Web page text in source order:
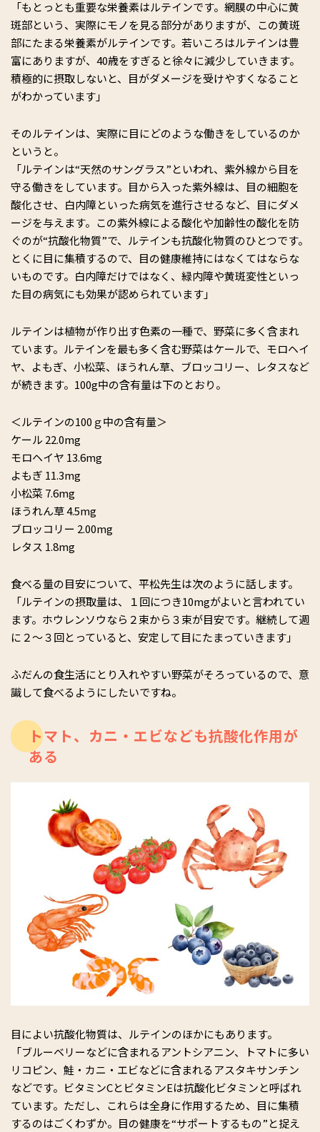
「もとっとも重要な栄養素はルテインです。網膜の中心に黄
斑部という、実際にモノを見る部分がありますが、この黄斑
部にたまる栄養素がルテインです。若いころはルテインは豊
富にありますが、40歳をすぎると徐々に減少していきます。
積極的に摂取しないと、目がダメージを受けやすくなること
がわかっています」
そのルテインは、実際に目にどのような働きをしているのか
というと――。
「ルテインは“天然のサングラス”といわれ、紫外線から目を
守る働きをしています。目から入った紫外線は、目の細胞を
酸化させ、白内障といった病気を進行させるなど、目にダメ
ージを与えます。この紫外線による酸化や加齢性の酸化を防
ぐのが“抗酸化物質”で、ルテインも抗酸化物質のひとつです。
とくに目に集積するので、目の健康維持にはなくてはならな
いものです。白内障だけではなく、緑内障や黄斑変性といっ
た目の病気にも効果が認められています」
ルテインは植物が作り出す色素の一種で、野菜に多く含まれ
ています。ルテインを最も多く含む野菜はケールで、モロヘイ
ヤ、よもぎ、小松菜、ほうれん草、ブロッコリー、レタスなど
が続きます。100g中の含有量は下のとおり。
＜ルテインの100ｇ中の含有量＞
ケール 22.0mg
モロヘイヤ 13.6mg
よもぎ 11.3mg
小松菜 7.6mg
ほうれん草 4.5mg
ブロッコリー 2.00mg
レタス 1.8mg
食べる量の目安について、平松先生は次のように話します。
「ルテインの摂取量は、１回につき10mgがよいと言われてい
ます。ホウレンソウなら２束から３束が目安です。継続して週
に２～３回とっていると、安定して目にたまっていきます」
ふだんの食生活にとり入れやすい野菜がそろっているので、意
識して食べるようにしたいですね。
トマト、カニ・エビなども抗酸化作用が
ある
目によい抗酸化物質は、ルテインのほかにもあります。
「ブルーベリーなどに含まれるアントシアニン、トマトに多い
リコピン、鮭・カニ・エビなどに含まれるアスタキサンチン
などです。ビタミンCとビタミンEは抗酸化ビタミンと呼ばれ
ています。ただし、これらは全身に作用するため、目に集積
するのはごくわずか。目の健康を“サポートするもの”と捉え